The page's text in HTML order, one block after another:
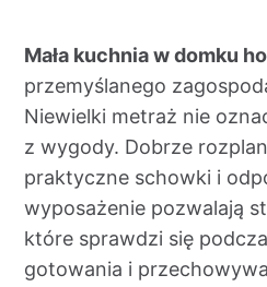
Mała kuchnia w domku
przemyślanego
Niewielki metraż nie
z wygody. Dobrze
praktyczne schowki i
wyposażenie pozwalają
które sprawdzi się
gotowania i